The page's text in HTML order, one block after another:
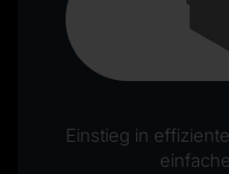
Einstieg in